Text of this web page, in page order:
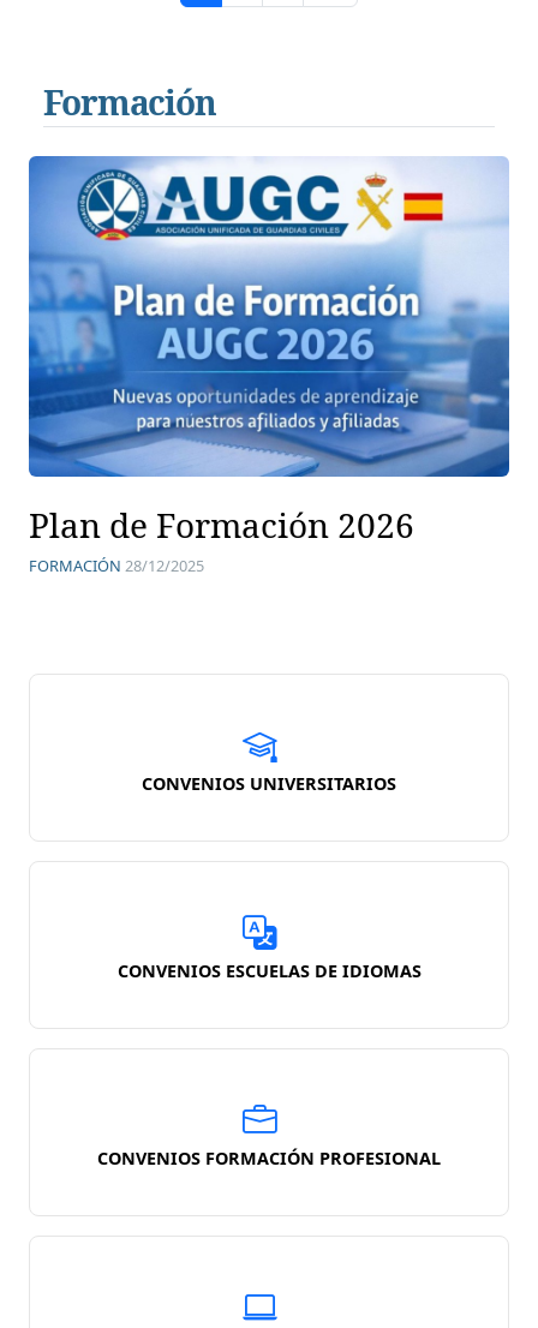
Formación
Plan de Formación 2026
FORMACIÓN 28/12/2025
CONVENIOS UNIVERSITARIOS
CONVENIOS ESCUELAS DE IDIOMAS
CONVENIOS FORMACIÓN PROFESIONAL